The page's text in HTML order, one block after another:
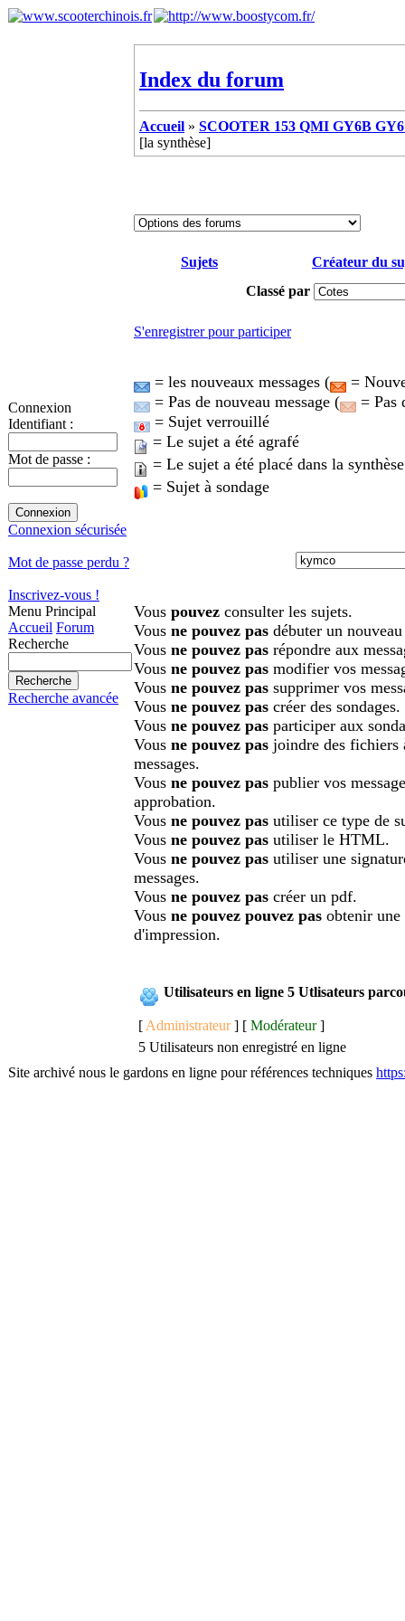
Connexion
Identifiant :
Mot de passe :
Connexion sécurisée
Mot de passe perdu ?
Inscrivez-vous !
Menu Principal
Accueil Forum
Recherche
Recherche avancée
Index du forum
Accueil » SCOOTER 153 QMI GY6B
[la synthèse]
Sujets
Créateur du
Classé par
S'enregistrer pour participer
= les nouveaux messages (
=
= Pas de nouveau message (
= Pas
= Sujet verrouillé
= Le sujet a été agrafé
= Le sujet a été placé dans la
= Sujet à sondage
Vous pouvez consulter les sujets.
Vous ne pouvez pas débuter un
Vous ne pouvez pas répondre aux
Vous ne pouvez pas modifier vos
Vous ne pouvez pas supprimer vos
Vous ne pouvez pas créer des sondages.
Vous ne pouvez pas participer aux
Vous ne pouvez pas joindre des fichiers
messages.
Vous ne pouvez pas publier vos
approbation.
Vous ne pouvez pas utiliser ce type de
Vous ne pouvez pas utiliser le HTML.
Vous ne pouvez pas utiliser une
messages.
Vous ne pouvez pas créer un pdf.
Vous ne pouvez pouvez pas obtenir une
d'impression.
Utilisateurs en ligne 5 Utlisateurs
[ Administrateur] [ Modérateur]
5 Utilisateurs non enregistré en ligne
Site archivé nous le gardons en ligne pour références techniques